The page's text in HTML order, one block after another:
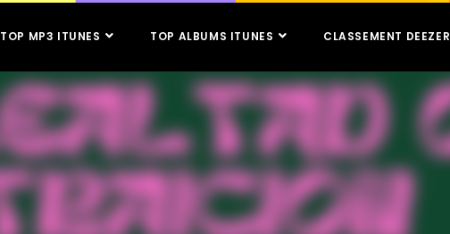
TOP MP3 ITUNES TOP ALBUMS ITUNES CLASSEMENT DEEZER